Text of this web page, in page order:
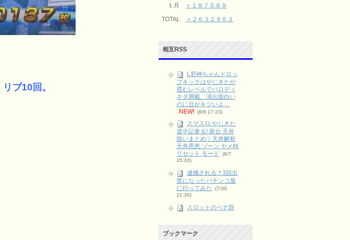
リプ10回。
１月
＋１８７５８９
TOTAL
＋２６３２９６３
相互RSS
L邪神ちゃんドロッ
プキックはやじきたが
霞むレベルでパロディ
ネタ満載。演出面白い
のに台がキツいよ…
NEW! (8/8 17:23)
スマスロ やじきた
道中記参る! 新台 天井
狙いまとめ｜天井解析
天井恩恵 ゾーン ヤメ時
リセット モード
(8/7
15:33)
逮捕される？3回出
禁になったパチンコ屋
に行ってみた
(7/30
21:30)
スロットのペナ辞
ーンで整理
ブックマーク